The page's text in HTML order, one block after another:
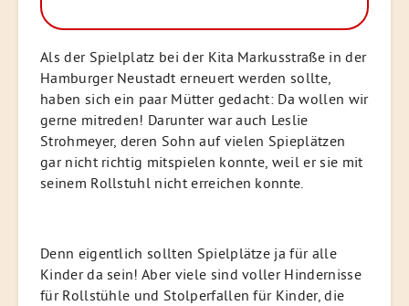
Als der Spielplatz bei der Kita Markusstraße in der
Hamburger Neustadt erneuert werden sollte,
haben sich ein paar Mütter gedacht: Da wollen wir
gerne mitreden! Darunter war auch Leslie
Strohmeyer, deren Sohn auf vielen Spieplätzen
gar nicht richtig mitspielen konnte, weil er sie mit
seinem Rollstuhl nicht erreichen konnte.
Denn eigentlich sollten Spielplätze ja für alle
Kinder da sein! Aber viele sind voller Hindernisse
für Rollstühle und Stolperfallen für Kinder, die